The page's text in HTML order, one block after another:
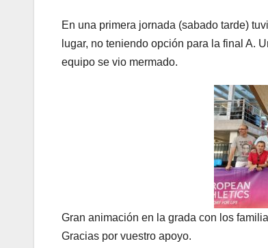
En una primera jornada (sabado tarde)
lugar, no teniendo opción para la final A.
equipo se vio mermado.
Gran animación en la grada con los
Gracias por vuestro apoyo.